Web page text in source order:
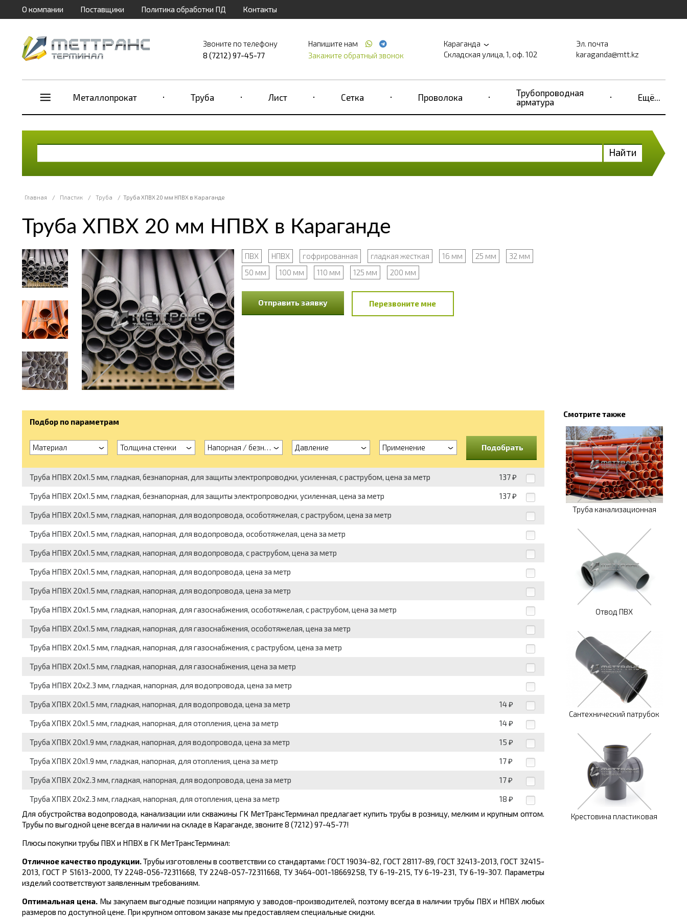
О компании Поставщики Политика обработки ПД Контакты
Звоните по телефону
8 (7212) 97-45-77
Напишите нам
Закажите обратный звонок
Караганда
Складская улица, 1, оф. 102
Эл. почта
karaganda@mtt.kz
Металлопрокат Труба Лист Сетка Проволока
Трубопроводная
арматура
Ещё...
Найти
Главная / Пластик / Труба / Труба ХПВХ 20 мм НПВХ в Караганде
Труба ХПВХ 20 мм НПВХ в Караганде
ПВХ НПВХ гофрированная гладкая жесткая 16 мм 25 мм
32 мм
50 мм
100 мм 110 мм 125 мм 200 мм
Отправить заявку Перезвоните мне
Подбор по параметрам
Материал Толщина стенки Напорная / безнапорная Давление Применение Подобрать
Труба НПВХ 20x1.5 мм, гладкая, безнапорная, для защиты электропроводки, усиленная, с раструбом, цена за метр 137 ₽
Труба НПВХ 20x1.5 мм, гладкая, безнапорная, для защиты электропроводки, усиленная, цена за метр 137 ₽
Труба НПВХ 20x1.5 мм, гладкая, напорная, для водопровода, особотяжелая, с раструбом, цена за метр
Труба НПВХ 20x1.5 мм, гладкая, напорная, для водопровода, особотяжелая, цена за метр
Труба НПВХ 20x1.5 мм, гладкая, напорная, для водопровода, с раструбом, цена за метр
Труба НПВХ 20x1.5 мм, гладкая, напорная, для водопровода, цена за метр
Труба НПВХ 20x1.5 мм, гладкая, напорная, для водопровода, цена за метр
Труба НПВХ 20x1.5 мм, гладкая, напорная, для газоснабжения, особотяжелая, с раструбом, цена за метр
Труба НПВХ 20x1.5 мм, гладкая, напорная, для газоснабжения, особотяжелая, цена за метр
Труба НПВХ 20x1.5 мм, гладкая, напорная, для газоснабжения, с раструбом, цена за метр
Труба НПВХ 20x1.5 мм, гладкая, напорная, для газоснабжения, цена за метр
Труба НПВХ 20x2.3 мм, гладкая, напорная, для водопровода, цена за метр
Труба ХПВХ 20x1.5 мм, гладкая, напорная, для водопровода, цена за метр 14 ₽
Труба ХПВХ 20x1.5 мм, гладкая, напорная, для отопления, цена за метр 14 ₽
Труба ХПВХ 20x1.9 мм, гладкая, напорная, для водопровода, цена за метр 15 ₽
Труба ХПВХ 20x1.9 мм, гладкая, напорная, для отопления, цена за метр 17 ₽
Труба ХПВХ 20x2.3 мм, гладкая, напорная, для водопровода, цена за метр 17 ₽
Труба ХПВХ 20x2.3 мм, гладкая, напорная, для отопления, цена за метр 18 ₽
Для обустройства водопровода, канализации или скважины ГК МетТрансТерминал предлагает купить трубы в розницу, мелким и крупным оптом.
Трубы по выгодной цене всегда в наличии на складе в Караганде, звоните 8 (7212) 97-45-77!
Плюсы покупки трубы ПВХ и НПВХ в ГК МетТрансТерминал:
Отличное качество продукции.Трубы изготовлены в соответствии со стандартами: ГОСТ 19034-82, ГОСТ 28117-89, ГОСТ 32413-2013, ГОСТ 32415-
2013, ГОСТ Р 51613-2000, ТУ 2248-056-72311668, ТУ 2248-057-72311668, ТУ 3464-001-18669258, ТУ 6-19-215, ТУ 6-19-231, ТУ 6-19-307. Параметры
изделий соответствуют заявленным требованиям.
Оптимальная цена.Мы закупаем выгодные позиции напрямую у заводов-производителей, поэтому всегда в наличии трубы ПВХ и НПВХ любых
размеров по доступной цене. При крупном оптовом заказе мы предоставляем специальные скидки.
Смотрите также
Труба канализационная
Отвод ПВХ
Сантехнический патрубок
Крестовина пластиковая